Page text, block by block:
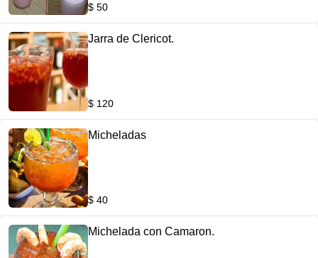
$ 50
Jarra de Clericot.
$ 120
Micheladas
$ 40
Michelada con Camaron.